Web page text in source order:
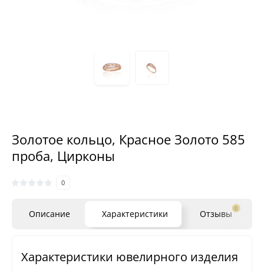
Золотое кольцо, Красное Золото 585
проба, Цирконы
0
Описание Характеристики Отзывы 0
Характеристики ювелирного изделия